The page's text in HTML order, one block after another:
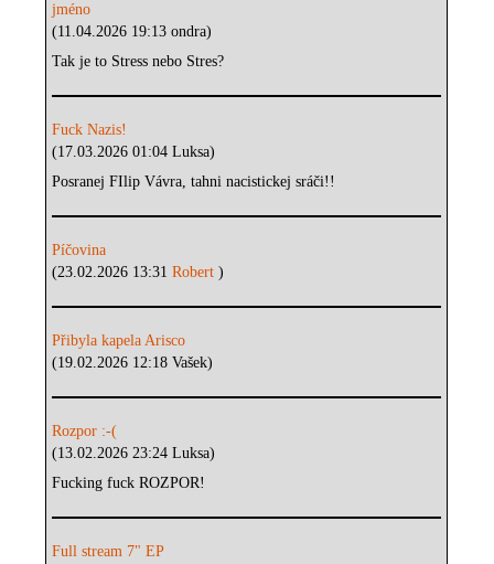
jméno
(11.04.2026 19:13 ondra)
Tak je to Stress nebo Stres?
Fuck Nazis!
(17.03.2026 01:04 Luksa)
Posranej FIlip Vávra, tahni nacistickej sráči!!
Píčovina
(23.02.2026 13:31Robert)
Přibyla kapela Arisco
(19.02.2026 12:18 Vašek)
Rozpor :-(
(13.02.2026 23:24 Luksa)
Fucking fuck ROZPOR!
Full stream 7" EP